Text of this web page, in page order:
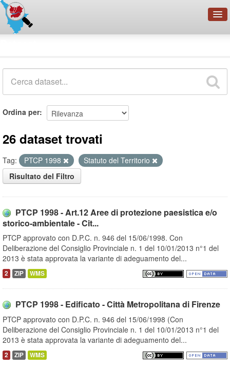
Organizzazioni
Ordina per
26 dataset trovati
Tag: PTCP 1998
Statuto del Territorio
Risultato del Filtro
PTCP 1998 - Art.12 Aree di protezione paesistica e/o
storico-ambientale - Cit...
PTCP approvato con D.P.C. n. 946 del 15/06/1998. Con
Deliberazione del Consiglio Provinciale n. 1 del 10/01/2013 n°1 del
2013 è stata approvata la variante di adeguamento del...
2 ZIP WMS
PTCP 1998 - Edificato - Città Metropolitana di Firenze
PTCP approvato con D.P.C. n. 946 del 15/06/1998 (Con
Deliberazione del Consiglio Provinciale n. 1 del 10/01/2013 n°1 del
2013 è stata approvata la variante di adeguamento del...
2 ZIP WMS